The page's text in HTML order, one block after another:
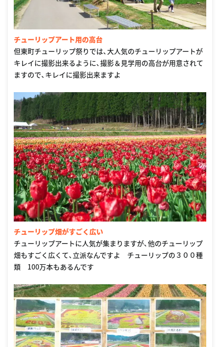
チューリップアート用の高台
但東町チューリップ祭りでは、大人気のチューリップアートが
キレイに撮影出来るように、撮影＆見学用の高台が用意されて
ますので、キレイに撮影出来ますよ
チューリップ畑がすごく広い
チューリップアートに人気が集まりますが、他のチューリップ
畑もすごく広くて、立派なんですよ チューリップの３００種
類 100万本もあるんです